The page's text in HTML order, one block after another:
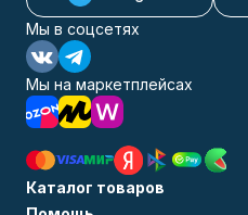
Мы в соцсетях
Мы на маркетплейсах
Каталог товаров